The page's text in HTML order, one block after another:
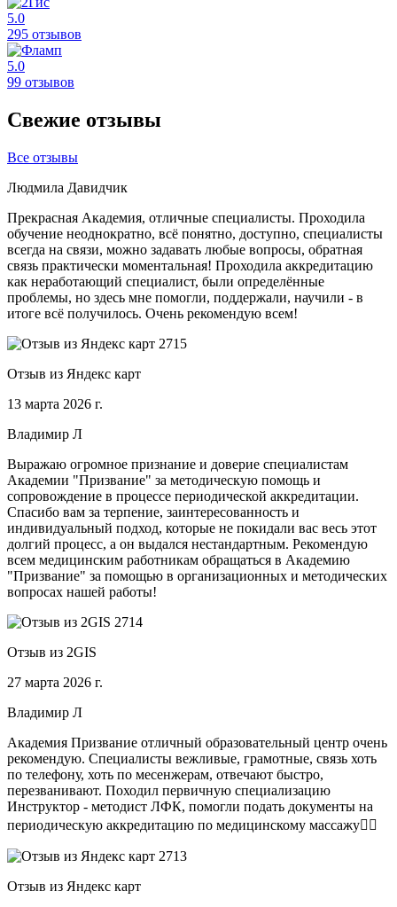
5.0
295 отзывов
5.0
99 отзывов
Свежие отзывы
Все отзывы
Людмила Давидчик
Прекрасная Академия, отличные специалисты. Проходила
обучение неоднократно, всё понятно, доступно, специалисты
всегда на связи, можно задавать любые вопросы, обратная
связь практически моментальная! Проходила аккредитацию
как неработающий специалист, были определённые
проблемы, но здесь мне помогли, поддержали, научили - в
итоге всё получилось. Очень рекомендую всем!
Отзыв из Яндекс карт
13 марта 2026 г.
Владимир Л
Выражаю огромное признание и доверие специалистам
Академии "Призвание" за методическую помощь и
сопровождение в процессе периодической аккредитации.
Спасибо вам за терпение, заинтересованность и
индивидуальный подход, которые не покидали вас весь этот
долгий процесс, а он выдался нестандартным. Рекомендую
всем медицинским работникам обращаться в Академию
"Призвание" за помощью в организационных и методических
вопросах нашей работы!
Отзыв из 2GIS
27 марта 2026 г.
Владимир Л
Академия Призвание отличный образовательный центр очень
рекомендую. Специалисты вежливые, грамотные, связь хоть
по телефону, хоть по месенжерам, отвечают быстро,
перезванивают. Походил первичную специализацию
Инструктор - методист ЛФК, помогли подать документы на
периодическую аккредитацию по медицинскому массажу🧑‍⚕️
Отзыв из Яндекс карт